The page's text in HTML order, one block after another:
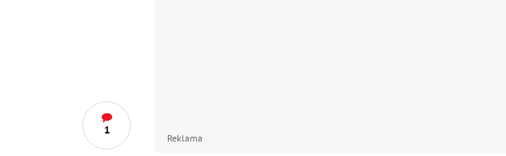
1
Reklama